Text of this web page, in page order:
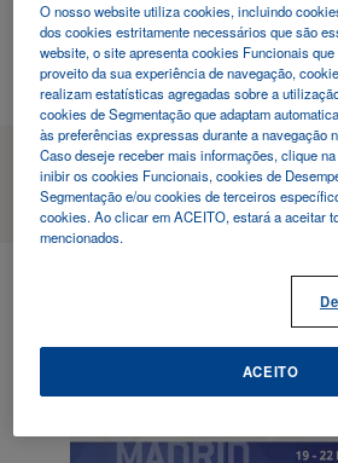
HOME NOTICIAS & EVENTOS
ATTD 2020
MENU
O nosso website utiliza cookies, incluindo
dos cookies estritamente necessários que são
website, o site apresenta cookies Funcionais
proveito da sua experiência de navegação,
realizam estatísticas agregadas sobre a
cookies de Segmentação que adaptam
às preferências expressas durante a navegação
Caso deseje receber mais informações, clique
inibir os cookies Funcionais, cookies de
Segmentação e/ou cookies de terceiros
cookies. Ao clicar em ACEITO, estará a aceitar
mencionados.
ACEITO